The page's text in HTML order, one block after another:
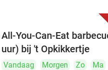
All-You-Can-Eat
uur) bij 't Opkikkertje
Vandaag Morgen Zo Ma